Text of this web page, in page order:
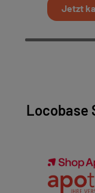
Jetzt
Locobase